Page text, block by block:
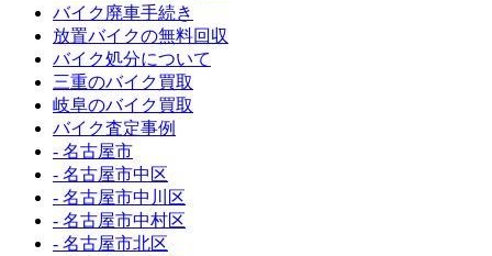
バイク廃車手続き
放置バイクの無料回収
バイク処分について
三重のバイク買取
岐阜のバイク買取
バイク査定事例
- 名古屋市
- 名古屋市中区
- 名古屋市中川区
- 名古屋市中村区
- 名古屋市北区